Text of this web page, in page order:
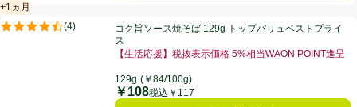
コク旨ソース焼そば 129g トップバリュベストプライス
+1ヵ月
賞味・消費期限保証：1ヵ月
(4)
評価は4件のレビューで5点中4.5点。コク旨ソース焼そば 129g トップバリュベストプライ
ス
【生活応援】税抜表示価格 5%相当WAON POINT進呈
129g (￥84/100g)
価格
￥108税込￥117